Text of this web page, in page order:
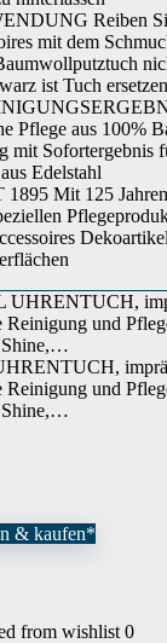
Reiben
mit dem
ist Tuch ersetzen
Pflege aus 100%
mit Sofortergebnis
Edelstahl
Mit 125
und
Shine,…
& kaufen*
from wishlist 0